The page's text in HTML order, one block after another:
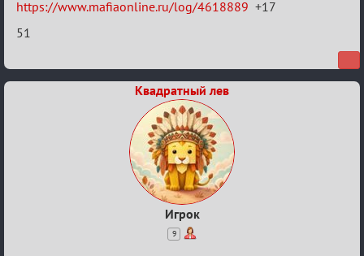
Re:
20
градусов
https://www.mafiaonline.ru/log/4618889 +17
51
Квадратный лев
Игрок
9